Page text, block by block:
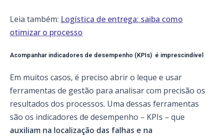
Leia também: Logística de entrega: saiba como
otimizar o processo
Acompanhar indicadores de desempenho (KPIs) é imprescindível
Em muitos casos, é preciso abrir o leque e usar
ferramentas de gestão para analisar com precisão os
resultados dos processos. Uma dessas ferramentas
são os indicadores de desempenho – KPIs – que
auxiliam na localização das falhas e na